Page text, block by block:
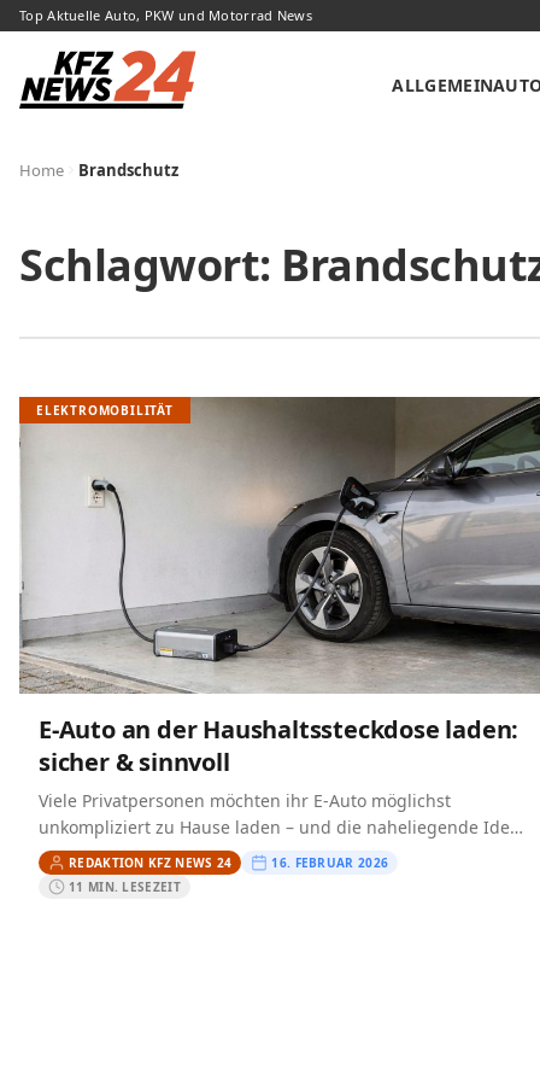
Top Aktuelle Auto, PKW und Motorrad News
ALLGEMEIN
Home Brandschutz
Schlagwort:
ELEKTROMOBILITÄT
E-Auto an der Haushaltssteckdose laden:
sicher & sinnvoll
Viele Privatpersonen möchten ihr E-Auto möglichst
unkompliziert zu Hause laden – und die naheliegende Idee
ist, das E-Auto an der Haushaltssteckdose zu laden.
Technisch ist…
REDAKTION KFZ NEWS 24
16. FEBRUAR 2026
11 MIN. LESEZEIT